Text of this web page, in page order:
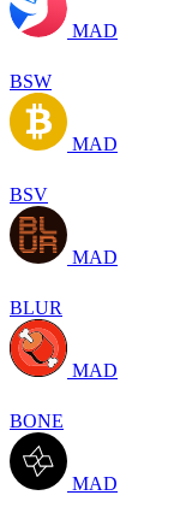
MAD
BSW
MAD
BSV
MAD
BLUR
MAD
BONE
MAD